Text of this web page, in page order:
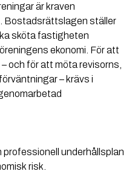
är kraven
Bostadsrättslagen ställer
sköta fastigheten
ekonomi. För att
och för att möta revisorns,
– krävs i
underhållsplan
risk.